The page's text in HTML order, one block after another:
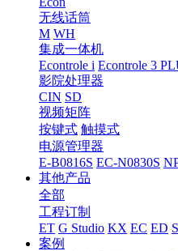
无线话筒
M WH
集成一体机
Econtrole i Econtrole 3
影院处理器
CIN SD
视频矩阵
按键式 触摸式
电源管理器
E-B0816S EC-N0830S
其他产品
全部
工程订制
ET G Studio KX EC ED
案例